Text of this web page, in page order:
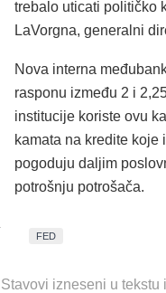
trebalo uticati političko
LaVorgna, generalni
Nova interna
rasponu između 2 i
institucije koriste ovu
kamata na kredite koje
pogoduju daljim
potrošnju potrošača.
FED
Stavovi izneseni u tekstu